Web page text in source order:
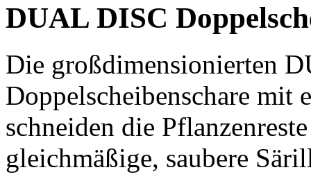
DUAL DISC
Die großdimensionierten
Doppelscheibenschare mit
schneiden die
gleichmäßige, saubere